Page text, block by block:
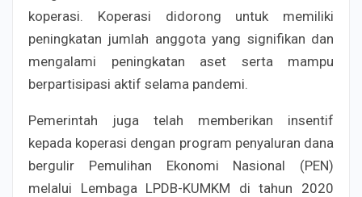
koperasi. Koperasi didorong untuk memiliki
peningkatan jumlah anggota yang signifikan dan
mengalami peningkatan aset serta mampu
berpartisipasi aktif selama pandemi.
Pemerintah juga telah memberikan insentif
kepada koperasi dengan program penyaluran dana
bergulir Pemulihan Ekonomi Nasional (PEN)
melalui Lembaga LPDB-KUMKM di tahun 2020